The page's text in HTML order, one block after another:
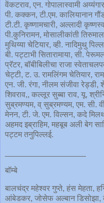
वेंकटराव, एन. गोपालास्वामी
पी. कक्कन, टी.एम. कालियानान
टी.टी. कृष्णामचारी, अल्लादी
पी.कुनिरामन, मोसालीकांती
मुथिय्या चेटियार, व्ही. नादिमुथु
बी. पट्टाभी सितारामाया, सी.
प्रॅटर, बॉबीबिलीचा राजा
चेट्टी, ट. उ. रामलिंगम चेतियार,
एन. जी. रंगा, नीलम संजीवा
शिवराव,, कल्लूर सुब्बा राव, यू.
सुब्रमण्यम, व् सुब्रमण्यम, एम. सी.
मेनन, टी. जे. एम. विल्सन, कदे
अहमद इब्राहिम, महबूब अली बेग
पट्टम तनुपिल्लई.
बॉम्बे
बालचंद्र महेश्वर गुप्ते, हंस मेहता,
आंबेडकर, जोसेफ अल्बान डिसोझा,